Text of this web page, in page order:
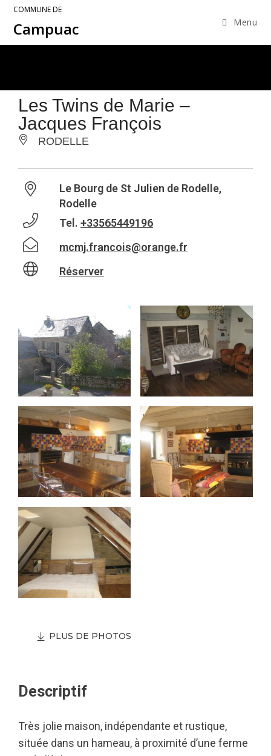
COMMUNE DE
Campuac Menu
Les Twins de Marie –
Jacques François
RODELLE
Le Bourg de St Julien de Rodelle,
Rodelle
Tel. +33565449196
mcmj.francois@orange.fr
Réserver
PLUS DE PHOTOS
Descriptif
Très jolie maison, indépendante et rustique,
située dans un hameau, à proximité d’une ferme